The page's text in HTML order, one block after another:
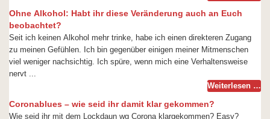
Ohne Alkohol: Habt ihr diese Veränderung auch an Euch
beobachtet?
Seit ich keinen Alkohol mehr trinke, habe ich einen direkteren Zugang
zu meinen Gefühlen. Ich bin gegenüber einigen meiner Mitmenschen
viel weniger nachsichtig. Ich spüre, wenn mich eine Verhaltensweise
nervt ...
Weiterlesen …
Coronablues – wie seid ihr damit klar gekommen?
Wie seid ihr mit dem Lockdaun wg Corona klargekommen? Easy?